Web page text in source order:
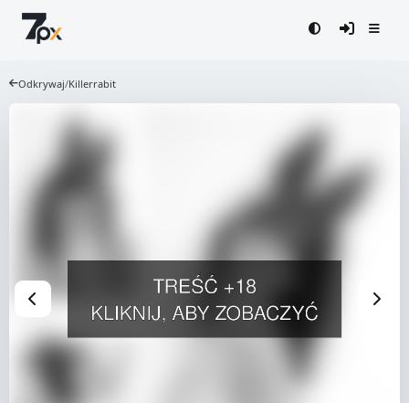
Odkrywaj/Killerrabit